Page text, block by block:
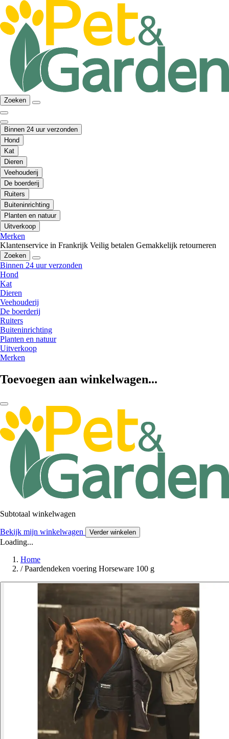
Zoeken
Binnen 24 uur verzonden
Hond
Kat
Dieren
Veehouderij
De boerderij
Ruiters
Buiteninrichting
Planten en natuur
Uitverkoop
Merken
Klantenservice in Frankrijk Veilig betalen Gemakkelijk retourneren
Zoeken
Binnen 24 uur verzonden
Hond
Kat
Dieren
Veehouderij
De boerderij
Ruiters
Buiteninrichting
Planten en natuur
Uitverkoop
Merken
Toevoegen aan winkelwagen...
Subtotaal winkelwagen
Bekijk mijn winkelwagen Verder winkelen
Loading...
Home
/ Paardendeken voering Horseware 100 g